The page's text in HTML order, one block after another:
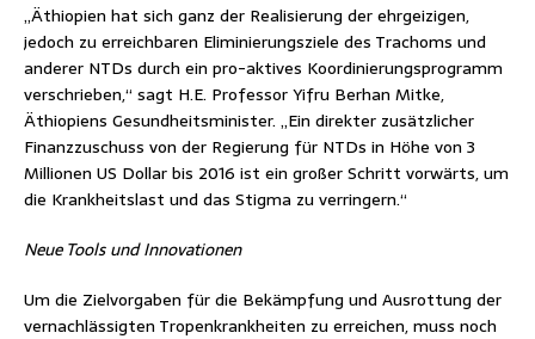
„Äthiopien hat sich ganz der Realisierung der ehrgeizigen,
jedoch zu erreichbaren Eliminierungsziele des Trachoms und
anderer NTDs durch ein pro-aktives Koordinierungsprogramm
verschrieben,“ sagt H.E. Professor Yifru Berhan Mitke,
Äthiopiens Gesundheitsminister. „Ein direkter zusätzlicher
Finanzzuschuss von der Regierung für NTDs in Höhe von 3
Millionen US Dollar bis 2016 ist ein großer Schritt vorwärts, um
die Krankheitslast und das Stigma zu verringern.“
Neue Tools und Innovationen
Um die Zielvorgaben für die Bekämpfung und Ausrottung der
vernachlässigten Tropenkrankheiten zu erreichen, muss noch